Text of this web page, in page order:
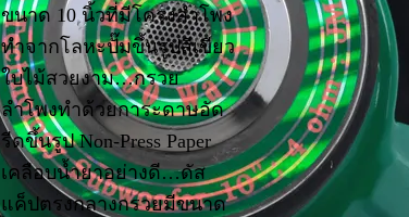
ขนาด 10 นิ้วที่มีโครงลำโพง
ทำจากโลหะปั๊มขึ้นรูปสีเขียว
ใบไม้สวยงาม…กรวย
ลำโพงทำด้วยการะดาษอัด
รีดขึ้นรูป Non-Press Paper
เคลือบน้ำยาอย่างดี…ดัส
แค็ปตรงกลางกรวยมีขนาด